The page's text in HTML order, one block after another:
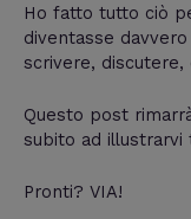
Ho fatto tutto ciò
diventasse
scrivere, discutere,
Questo post
subito ad illustrarvi
Pronti? VIA!